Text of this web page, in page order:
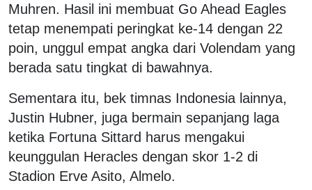
Muhren. Hasil ini membuat Go Ahead Eagles
tetap menempati peringkat ke-14 dengan 22
poin, unggul empat angka dari Volendam yang
berada satu tingkat di bawahnya.
Sementara itu, bek timnas Indonesia lainnya,
Justin Hubner, juga bermain sepanjang laga
ketika Fortuna Sittard harus mengakui
keunggulan Heracles dengan skor 1-2 di
Stadion Erve Asito, Almelo.